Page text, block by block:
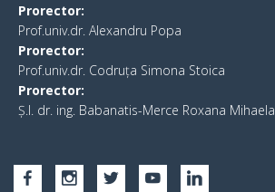
Prorector:
Prof.univ.dr. Alexandru Popa
Prorector:
Prof.univ.dr. Codruța Simona Stoica
Prorector:
Ș.I. dr. ing. Babanatis-Merce Roxana Mihaela